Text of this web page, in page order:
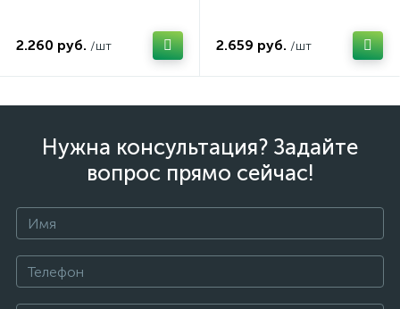
2.260 руб. /шт 2.659 руб. /шт
Нужна консультация? Задайте
вопрос прямо сейчас!